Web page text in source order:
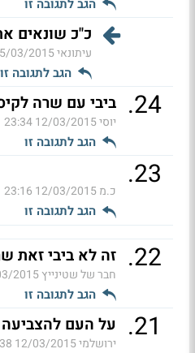
הגב לתגובה זו
כ"כ שונאים
עיתונאי03/2015 08:50
הגב לתגובה זו
24
. ביבי עם שרה
יוסי12/03/2015 23:34
הגב לתגובה זו
23
. כ.מ12/03/2015 23:16
הגב לתגובה זו
22
. זה לא ביבי זאת
חבר של שטינייץ22:37
הגב לתגובה זו
21
. על העם
ירושלמי12/03/2015 21:38